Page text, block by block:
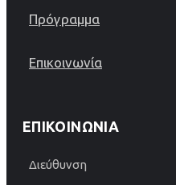
Πρόγραμμα
Επικοινωνία
ΕΠΙΚΟΙΝΩΝΊΑ
Διεύθυνση